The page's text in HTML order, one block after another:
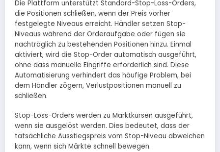
Die Plattform unterstützt Standard-Stop-Loss-Orders,
die Positionen schließen, wenn der Preis vorher
festgelegte Niveaus erreicht. Händler setzen Stop-
Niveaus während der Orderaufgabe oder fügen sie
nachträglich zu bestehenden Positionen hinzu. Einmal
aktiviert, wird die Stop-Order automatisch ausgeführt,
ohne dass manuelle Eingriffe erforderlich sind. Diese
Automatisierung verhindert das häufige Problem, bei
dem Händler zögern, Verlustpositionen manuell zu
schließen.
Stop-Loss-Orders werden zu Marktkursen ausgeführt,
wenn sie ausgelöst werden. Dies bedeutet, dass der
tatsächliche Ausstiegspreis vom Stop-Niveau abweichen
kann, wenn sich Märkte schnell bewegen.